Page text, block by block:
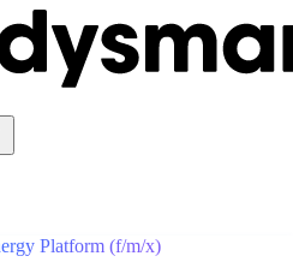
Platform (f/m/x)